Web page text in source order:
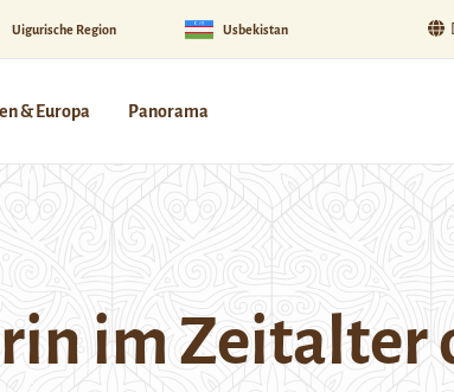
Uigurische Region Usbekistan
& Europa Panorama
im Zeitalter